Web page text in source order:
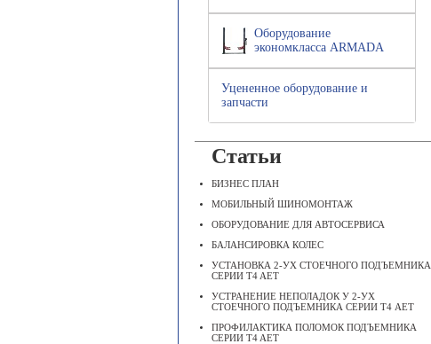
Оборудование
экономкласса ARMADA
Уцененное оборудование и
запчасти
Статьи
БИЗНЕС ПЛАН
МОБИЛЬНЫЙ ШИНОМОНТАЖ
ОБОРУДОВАНИЕ ДЛЯ АВТОСЕРВИСА
БАЛАНСИРОВКА КОЛЕС
УСТАНОВКА 2-УХ СТОЕЧНОГО ПОДЪЕМНИКА
СЕРИИ T4 AET
УСТРАНЕНИЕ НЕПОЛАДОК У 2-УХ
СТОЕЧНОГО ПОДЪЕМНИКА СЕРИИ Т4 АЕТ
ПРОФИЛАКТИКА ПОЛОМОК ПОДЪЕМНИКА
СЕРИИ T4 AET